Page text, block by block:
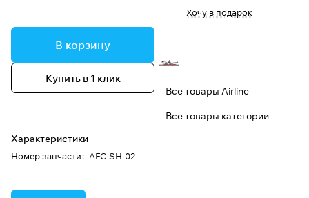
В корзину
Купить в 1 клик
Характеристики
Номер запчасти: AFC-SH-02
Хочу в подарок
Все товары Airline
Все товары категории